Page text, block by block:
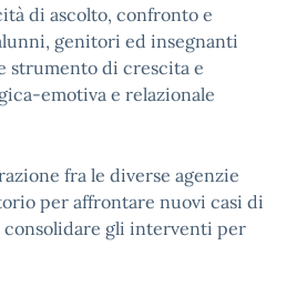
di ascolto, confronto e
genitori ed insegnanti
strumento di crescita e
emotiva e relazionale
fra le diverse agenzie
per affrontare nuovi casi di
consolidare gli interventi per